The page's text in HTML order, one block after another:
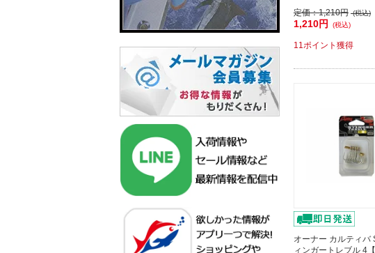
定価：1,210円 (税込)
1,210円 (税込)
11ポイント獲得
オーナー カルティバ
ィンガートレブル 4